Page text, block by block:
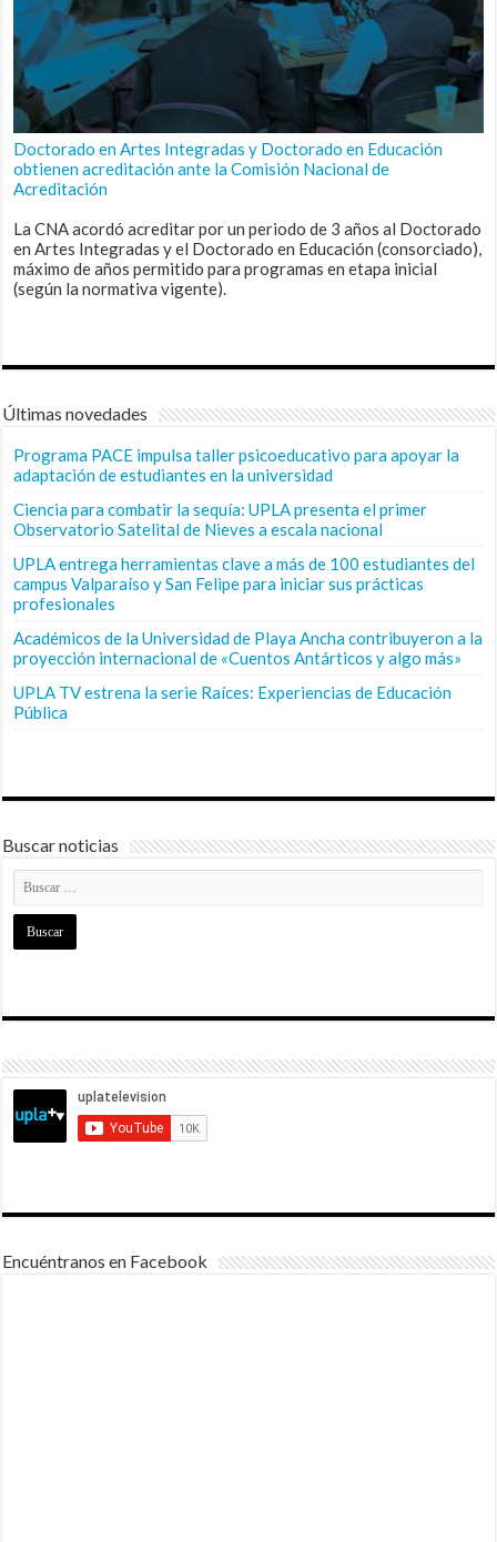
Doctorado en Artes Integradas y Doctorado en Educación
obtienen acreditación ante la Comisión Nacional de
Acreditación
La CNA acordó acreditar por un periodo de 3 años al Doctorado
en Artes Integradas y el Doctorado en Educación (consorciado),
máximo de años permitido para programas en etapa inicial
(según la normativa vigente).
Últimas novedades
Programa PACE impulsa taller psicoeducativo para apoyar la
adaptación de estudiantes en la universidad
Ciencia para combatir la sequía: UPLA presenta el primer
Observatorio Satelital de Nieves a escala nacional
UPLA entrega herramientas clave a más de 100 estudiantes del
campus Valparaíso y San Felipe para iniciar sus prácticas
profesionales
Académicos de la Universidad de Playa Ancha contribuyeron a la
proyección internacional de «Cuentos Antárticos y algo más»
UPLA TV estrena la serie Raíces: Experiencias de Educación
Pública
Buscar noticias
Encuéntranos en Facebook